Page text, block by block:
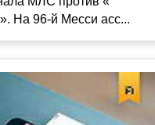
На 96-й Месси асс...